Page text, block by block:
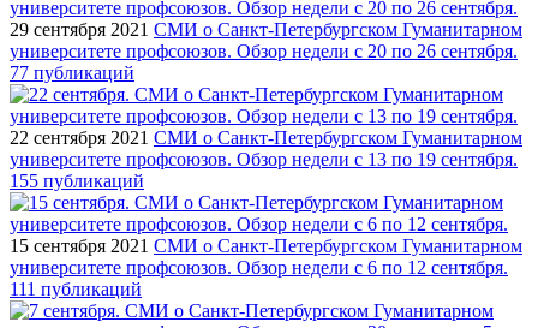
29 сентября 2021 СМИ о Санкт-Петербургском Гуманитарном
университете профсоюзов. Обзор недели с 20 по 26 сентября.
77 публикаций
22 сентября 2021 СМИ о Санкт-Петербургском Гуманитарном
университете профсоюзов. Обзор недели с 13 по 19 сентября.
155 публикаций
15 сентября 2021 СМИ о Санкт-Петербургском Гуманитарном
университете профсоюзов. Обзор недели с 6 по 12 сентября.
111 публикаций